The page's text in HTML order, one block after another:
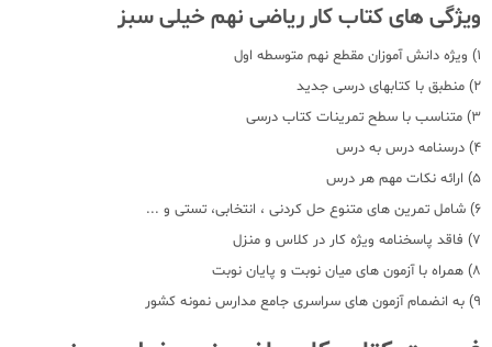
ویژگی های کتاب کار ریاضی نهم خیلی سبز
1) ویژه دانش آموزان مقطع نهم متوسطه اول
2) منطبق با کتابهای درسی جدید
3) متناسب با سطح تمرینات کتاب درسی
4) درسنامه درس به درس
5) ارائه نکات مهم هر درس
6) شامل تمرین های متنوع حل کردنی ، انتخابی، تستی و ...
7) فاقد پاسخنامه ویژه کار در کلاس و منزل
8) همراه با آزمون های میان نوبت و پایان نوبت
9) به انضمام آزمون های سراسری جامع مدارس نمونه کشور